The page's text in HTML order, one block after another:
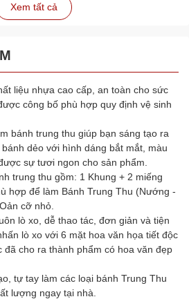
Xem tất cả
liệu nhựa cao cấp, an toàn cho sức
công bố phù hợp quy định vệ sinh
bánh trung thu giúp bạn sáng tạo ra
dẻo với hình dáng bắt mắt, màu
sự tươi ngon cho sản phẩm.
trung thu gồm: 1 Khung + 2 miếng
hợp để làm Bánh Trung Thu (Nướng -
cỡ nhỏ.
lò xo, dễ thao tác, đơn giản và tiện
lò xo với 6 mặt hoa văn họa tiết độc
đã cho ra thành phẩm có hoa văn đẹp
tự tay làm các loại bánh Trung Thu
lượng ngay tại nhà.